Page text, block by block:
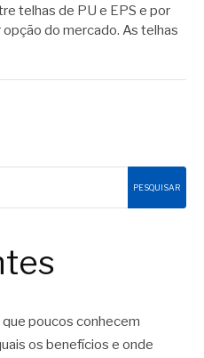
telhas de PU e EPS e por
do mercado. As telhas
PESQUISAR
poucos conhecem
os benefícios e onde